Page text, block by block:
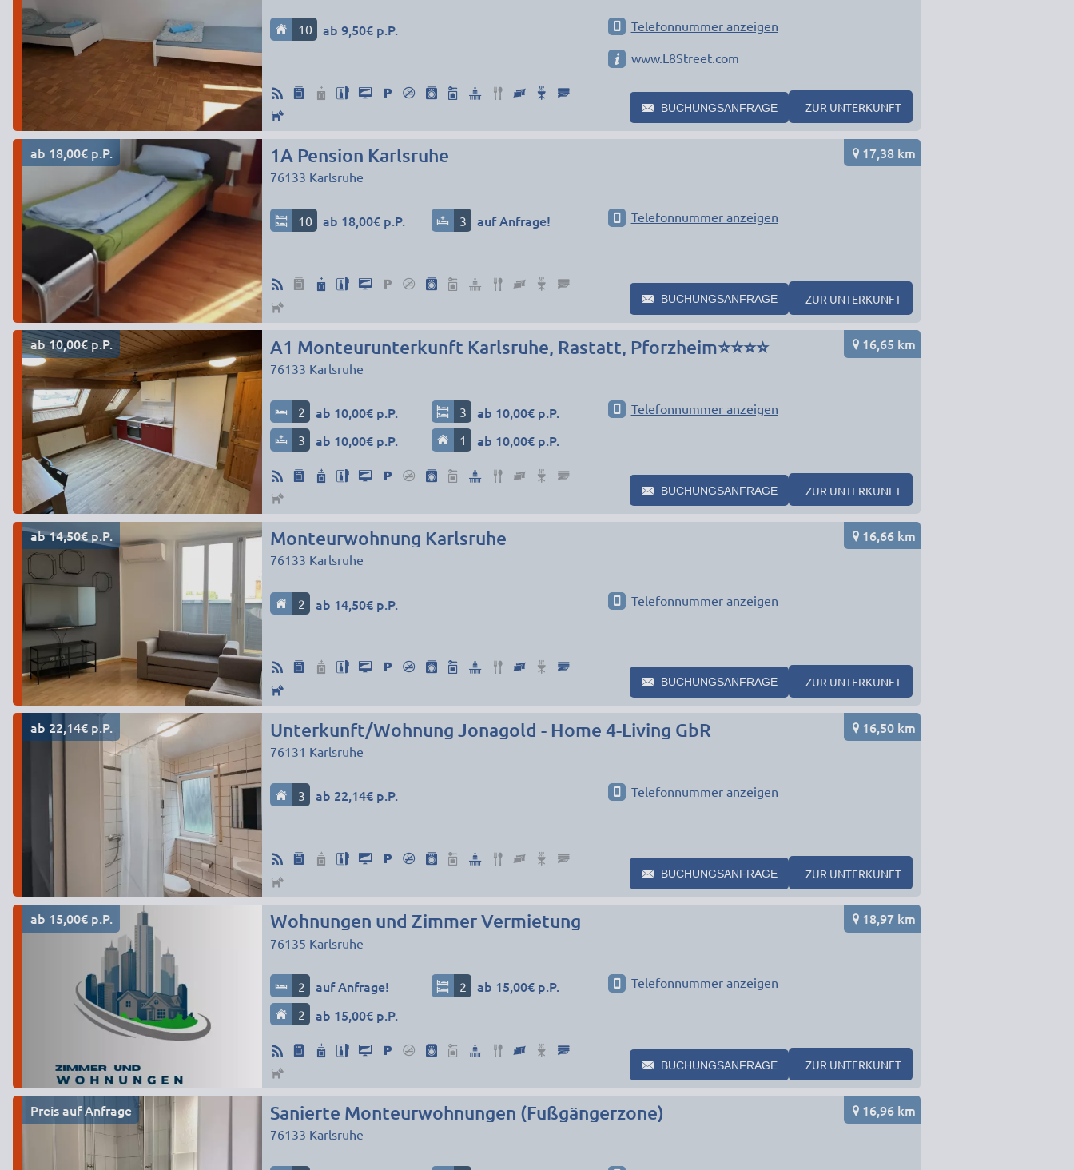
10 ab 9,50€ p.P. Telefonnummer anzeigen
www.L8Street.com
BUCHUNGSANFRAGE ZUR UNTERKUNFT
ab 18,00€ p.P. 1A Pension Karlsruhe
76133 Karlsruhe
17,38 km
10 ab 18,00€ p.P. 3 auf Anfrage! Telefonnummer anzeigen
BUCHUNGSANFRAGE ZUR UNTERKUNFT
ab 10,00€ p.P. A1 Monteurunterkunft Karlsruhe, Rastatt, Pforzheim⭐⭐⭐⭐
76133 Karlsruhe
16,65 km
2 ab 10,00€ p.P. 3 ab 10,00€ p.P.
3 ab 10,00€ p.P. 1 ab 10,00€ p.P.
Telefonnummer anzeigen
BUCHUNGSANFRAGE ZUR UNTERKUNFT
ab 14,50€ p.P. Monteurwohnung Karlsruhe
76133 Karlsruhe
16,66 km
2 ab 14,50€ p.P. Telefonnummer anzeigen
BUCHUNGSANFRAGE ZUR UNTERKUNFT
ab 22,14€ p.P. Unterkunft/Wohnung Jonagold - Home 4-Living GbR
76131 Karlsruhe
16,50 km
3 ab 22,14€ p.P. Telefonnummer anzeigen
BUCHUNGSANFRAGE ZUR UNTERKUNFT
ab 15,00€ p.P. Wohnungen und Zimmer Vermietung
76135 Karlsruhe
18,97 km
2 auf Anfrage! 2 ab 15,00€ p.P.
2 ab 15,00€ p.P.
Telefonnummer anzeigen
BUCHUNGSANFRAGE ZUR UNTERKUNFT
Preis auf Anfrage Sanierte Monteurwohnungen (Fußgängerzone)
76133 Karlsruhe
16,96 km